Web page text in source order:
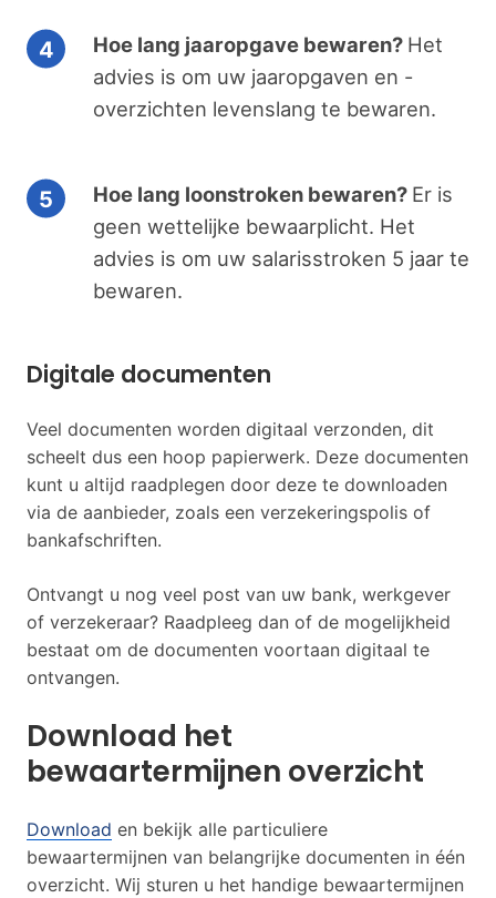
Hoe lang jaaropgave bewaren? Het
advies is om uw jaaropgaven en -
overzichten levenslang te bewaren.
Hoe lang loonstroken bewaren? Er is
geen wettelijke bewaarplicht. Het
advies is om uw salarisstroken 5 jaar te
bewaren.
Digitale documenten
Veel documenten worden digitaal verzonden, dit
scheelt dus een hoop papierwerk. Deze documenten
kunt u altijd raadplegen door deze te downloaden
via de aanbieder, zoals een verzekeringspolis of
bankafschriften.
Ontvangt u nog veel post van uw bank, werkgever
of verzekeraar? Raadpleeg dan of de mogelijkheid
bestaat om de documenten voortaan digitaal te
ontvangen.
Download het
bewaartermijnen overzicht
Download en bekijk alle particuliere
bewaartermijnen van belangrijke documenten in één
overzicht. Wij sturen u het handige bewaartermijnen